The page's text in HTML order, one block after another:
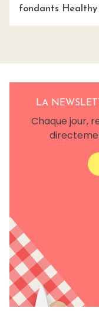
fondants Healthy
LA
Chaque jour,